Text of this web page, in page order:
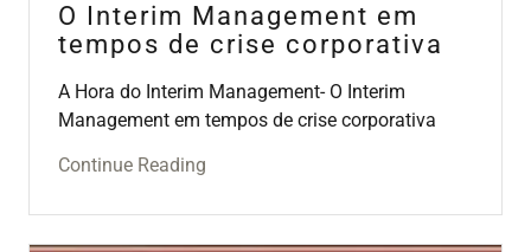
O Interim Management em
tempos de crise corporativa
A Hora do Interim Management- O Interim
Management em tempos de crise corporativa
Continue Reading